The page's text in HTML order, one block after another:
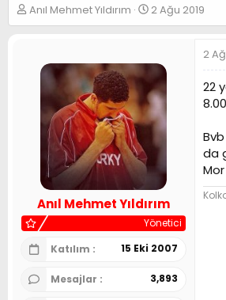
K
o
Anıl Mehmet Yıldırım
B
a
a
n
g
ı
ç
a
h
i
2 Ağu 2019
Anıl Mehmet Yıldırım
Yönetici
Katılım
15 Eki 2007
Mesajlar 3,893
2
22
da